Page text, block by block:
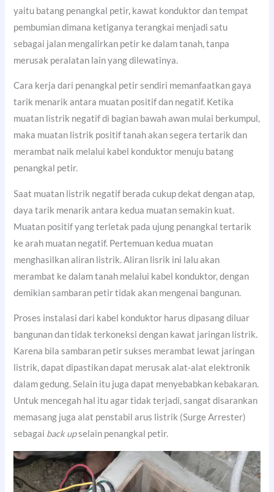
yaitu batang penangkal petir, kawat konduktor dan tempat
pembumian dimana ketiganya terangkai menjadi satu
sebagai jalan mengalirkan petir ke dalam tanah, tanpa
merusak peralatan lain yang dilewatinya.
Cara kerja dari penangkal petir sendiri memanfaatkan gaya
tarik menarik antara muatan positif dan negatif. Ketika
muatan listrik negatif di bagian bawah awan mulai berkumpul,
maka muatan listrik positif tanah akan segera tertarik dan
merambat naik melalui kabel konduktor menuju batang
penangkal petir.
Saat muatan listrik negatif berada cukup dekat dengan atap,
daya tarik menarik antara kedua muatan semakin kuat.
Muatan positif yang terletak pada ujung penangkal tertarik
ke arah muatan negatif. Pertemuan kedua muatan
menghasilkan aliran listrik. Aliran lisrik ini lalu akan
merambat ke dalam tanah melalui kabel konduktor, dengan
demikian sambaran petir tidak akan mengenai bangunan.
Proses instalasi dari kabel konduktor harus dipasang diluar
bangunan dan tidak terkoneksi dengan kawat jaringan listrik.
Karena bila sambaran petir sukses merambat lewat jaringan
listrik, dapat dipastikan dapat merusak alat-alat elektronik
dalam gedung. Selain itu juga dapat menyebabkan kebakaran.
Untuk mencegah hal itu agar tidak terjadi, sangat disarankan
memasang juga alat penstabil arus listrik (Surge Arrester)
sebagai back upselain penangkal petir.